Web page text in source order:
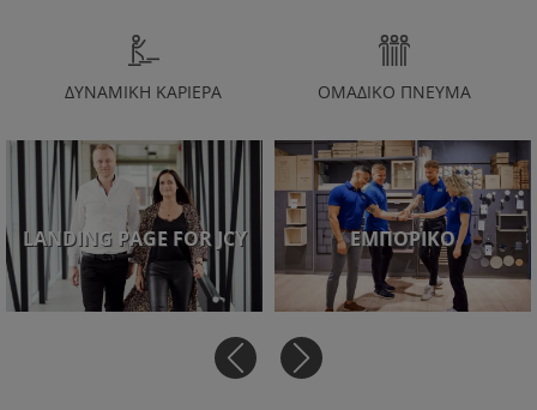
ΔΥΝΑΜΙΚΗ ΚΑΡΙΕΡΑ ΟΜΑΔΙΚΟ ΠΝΕΥΜΑ
LANDING PAGE FOR JCY ΕΜΠΟΡΙΚΌ